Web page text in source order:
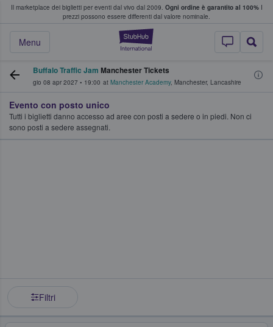
Il marketplace dei biglietti per eventi dal vivo dal 2009. Ogni ordine è garantito al 100%I
prezzi possono essere differenti dal valore nominale.
StubHub - Dove
Menu
fan comprano e vendono biglietti
Buffalo Traffic Jam Manchester Tickets
gio 08 apr 2027 • 19:00 at Manchester Academy, Manchester, Lancashire
Evento con posto unico
Tutti i biglietti danno accesso ad aree con posti a sedere o in piedi. Non ci
sono posti a sedere assegnati.
Filtri